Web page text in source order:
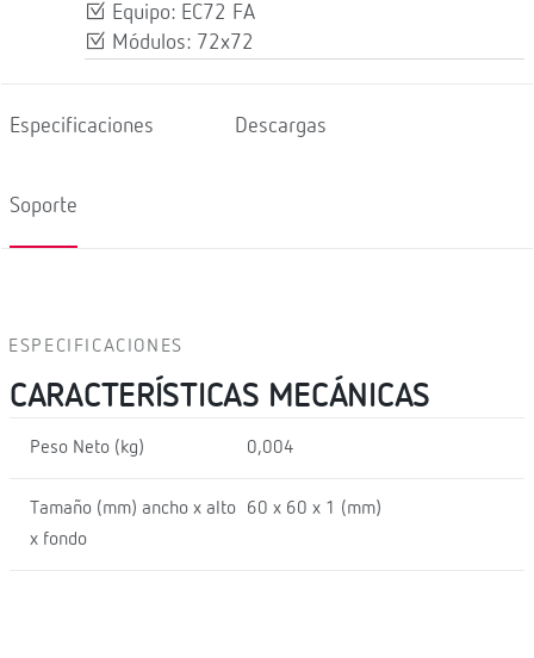
Equipo: EC72 FA
Módulos: 72x72
Especificaciones Descargas
Soporte
ESPECIFICACIONES
CARACTERÍSTICAS MECÁNICAS
Peso Neto (kg) 0,004
Tamaño (mm) ancho x alto
x fondo
60 x 60 x 1 (mm)